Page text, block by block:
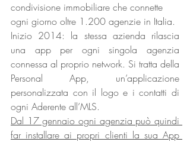
condivisione immobiliare che connette
ogni giorno oltre 1.200 agenzie in Italia.
Inizio 2014: la stessa azienda rilascia
una app per ogni singola agenzia
connessa al proprio network. Si tratta della
Personal App, un’applicazione
personalizzata con il logo e i contatti di
ogni Aderente all’MLS.
Dal 17 gennaio ogni agenzia può quindi
far installare ai propri clienti la sua App